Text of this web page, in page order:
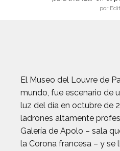
por
El Museo del Louvre de
mundo, fue escenario de
luz del día en octubre de
ladrones altamente
Galería de Apolo – sala
la Corona francesa – y